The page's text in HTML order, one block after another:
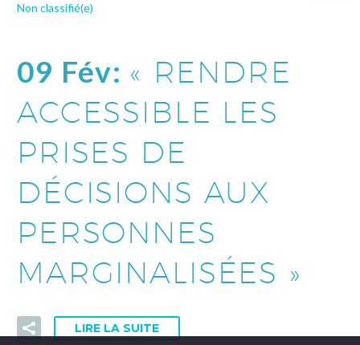
Non classifié(e)
09 Fév: « RENDRE
ACCESSIBLE LES
PRISES DE
DÉCISIONS AUX
PERSONNES
MARGINALISÉES »
LIRE LA SUITE